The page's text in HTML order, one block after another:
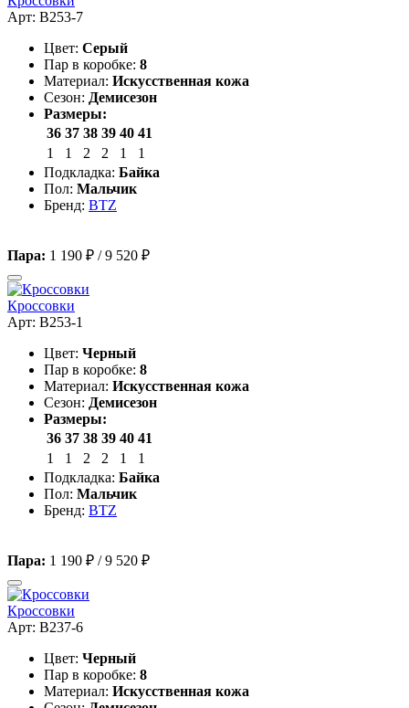
Арт: B253-7
Цвет: Серый
Пар в коробке: 8
Материал: Искусственная кожа
Сезон: Демисезон
Размеры:
36 37 38 39 40 41
1
1 2 2 1
1
Подкладка: Байка
Пол: Мальчик
Бренд: BTZ
Пара: 1 190 ₽ /9 520 ₽
Кроссовки
Арт: B253-1
Цвет: Черный
Пар в коробке: 8
Материал: Искусственная кожа
Сезон: Демисезон
Размеры:
36 37 38 39 40 41
1
1 2 2 1
1
Подкладка: Байка
Пол: Мальчик
Бренд: BTZ
Пара: 1 190 ₽ /9 520 ₽
Кроссовки
Арт: B237-6
Цвет: Черный
Пар в коробке: 8
Материал: Искусственная кожа